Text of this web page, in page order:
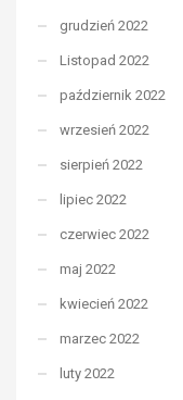
grudzień 2022
Listopad 2022
październik 2022
wrzesień 2022
sierpień 2022
lipiec 2022
czerwiec 2022
maj 2022
kwiecień 2022
marzec 2022
luty 2022